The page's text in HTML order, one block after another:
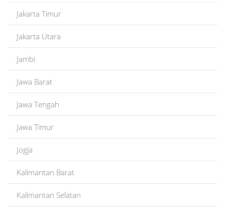
Jakarta Timur
Jakarta Utara
Jambi
Jawa Barat
Jawa Tengah
Jawa Timur
Jogja
Kalimantan Barat
Kalimantan Selatan